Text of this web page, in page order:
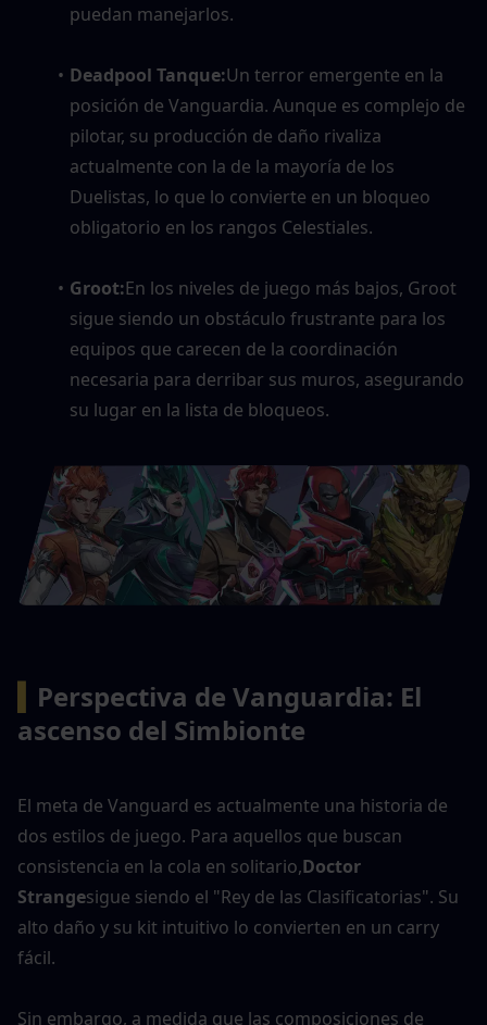
puedan manejarlos.
Deadpool Tanque:Un terror emergente en la
posición de Vanguardia. Aunque es complejo de
pilotar, su producción de daño rivaliza
actualmente con la de la mayoría de los
Duelistas, lo que lo convierte en un bloqueo
obligatorio en los rangos Celestiales.
Groot:En los niveles de juego más bajos, Groot
sigue siendo un obstáculo frustrante para los
equipos que carecen de la coordinación
necesaria para derribar sus muros, asegurando
su lugar en la lista de bloqueos.
Perspectiva de Vanguardia: El
ascenso del Simbionte
El meta de Vanguard es actualmente una historia de
dos estilos de juego. Para aquellos que buscan
consistencia en la cola en solitario,Doctor
Strangesigue siendo el "Rey de las Clasificatorias". Su
alto daño y su kit intuitivo lo convierten en un carry
fácil.
Sin embargo, a medida que las composiciones de